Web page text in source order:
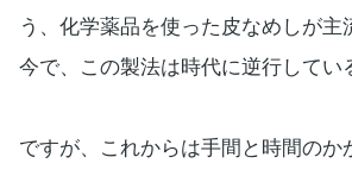
う、化学薬品を使った皮なめしが主
今で、この製法は時代に逆行してい
ですが、これからは手間と時間のか